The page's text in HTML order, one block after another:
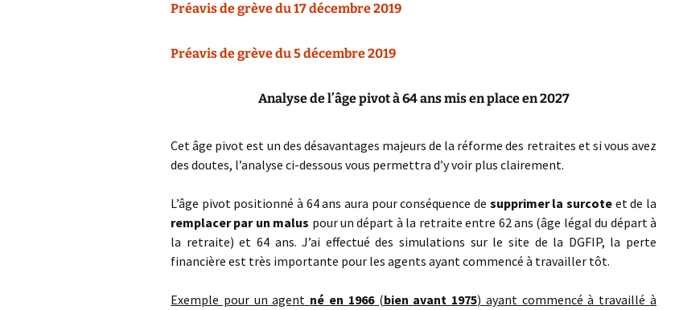
Préavis de grève du 17 décembre 2019
Préavis de grève du 5 décembre 2019
Analyse de l’âge pivot à 64 ans mis en place en 2027
Cet âge pivot est un des désavantages majeurs de la réforme des retraites et si vous avez
des doutes, l’analyse ci-dessous vous permettra d’y voir plus clairement.
L’âge pivot positionné à 64 ans aura pour conséquence de supprimer la surcote et de la
remplacer par un malus pour un départ à la retraite entre 62 ans (âge légal du départ à
la retraite) et 64 ans. J’ai effectué des simulations sur le site de la DGFIP, la perte
financière est très importante pour les agents ayant commencé à travailler tôt.
Exemple pour un agent né en 1966(bien avant 1975) ayant commencé à travaillé à